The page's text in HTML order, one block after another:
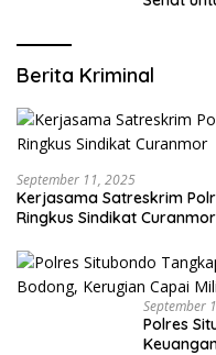
Berita Kriminal
September 11, 2025
Kerjasama Satreskrim
Ringkus Sindikat Curanmor
September
Polres